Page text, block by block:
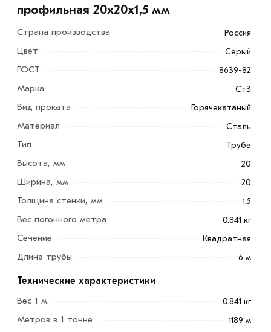
Труба профильная 20х20х1,5 мм имеет стандартную
Может применяться в строительстве,
машиностроении, производстве мебели и многих
других отраслях.
Она обладает достаточной прочностью и жесткостью,
что позволяет использовать ее для создания рам,
Также, благодаря своим размерам, она легко
использована для создания различных деталей и
профильная 20х20х1,5 мм
Страна производства Россия
Цвет Серый
ГОСТ 8639-82
Марка Ст3
Вид проката Горячекатаный
Материал Сталь
Тип Труба
Высота, мм 20
Ширина, мм 20
Толщина стенки, мм 1.5
Вес погонного метра 0.841 кг
Сечение Квадратная
Длина трубы 6 м
Технические характеристики
Вес 1 м.
0.841 кг
Метров в 1 тонне 1189 м